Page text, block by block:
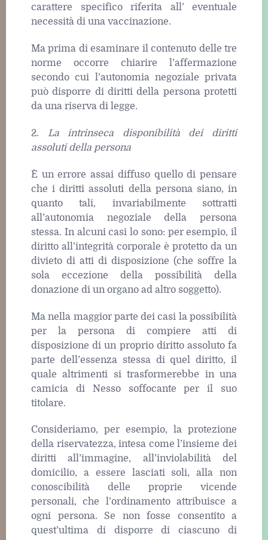
carattere specifico riferita all’ eventuale
necessità di una vaccinazione.
Ma prima di esaminare il contenuto delle tre
norme occorre chiarire l’affermazione
secondo cui l’autonomia negoziale privata
può disporre di diritti della persona protetti
da una riserva di legge.
2. La intrinseca
disponibilità dei diritti
assoluti della persona
È un errore assai diffuso quello di pensare
che i diritti assoluti della persona siano, in
quanto tali, invariabilmente sottratti
all’autonomia negoziale della persona
stessa. In alcuni casi lo sono: per esempio, il
diritto all’integrità corporale è protetto da un
divieto di atti di disposizione (che soffre la
sola eccezione della possibilità della
donazione di un organo ad altro soggetto).
Ma nella maggior parte dei casi la possibilità
per la persona di compiere atti di
disposizione di un proprio diritto assoluto fa
parte dell’essenza stessa di quel diritto, il
quale altrimenti si trasformerebbe in una
camicia di Nesso soffocante per il suo
titolare.
Consideriamo, per esempio, la protezione
della riservatezza, intesa come l’insieme dei
diritti all’immagine, all’inviolabilità del
domicilio, a essere lasciati soli, alla non
conoscibilità delle proprie vicende
personali, che l’ordinamento attribuisce a
ogni persona. Se non fosse consentito a
quest’ultima di disporre di ciascuno di